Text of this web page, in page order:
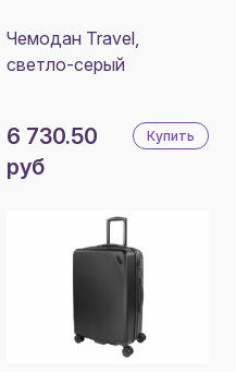
Чемодан Travel,
светло-серый
6 730.50
руб
Купить